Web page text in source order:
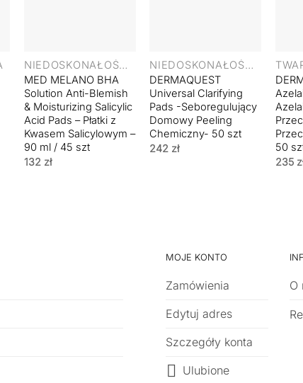
NIEDOSKONAŁOŚCI I TRĄDZIK
MED MELANO BHA
Solution Anti-Blemish
& Moisturizing Salicylic
Acid Pads – Płatki z
Kwasem Salicylowym –
90 ml / 45 szt
132 zł
NIEDOSKONAŁOŚCI I TRĄDZIK
DERMAQUEST
Universal Clarifying
Pads -Seboregulujący
Domowy Peeling
Chemiczny- 50 szt
242 zł
50
235
MOJE KONTO
Zamówienia
Edytuj adres
Szczegóły konta
Ulubione
O